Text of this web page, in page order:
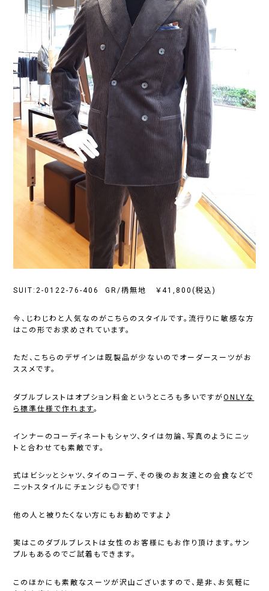
SUIT:2-0122-76-406 GR/柄無地 ￥41,800(税込)
今、じわじわと人気なのがこちらのスタイルです。流行りに敏感な方
はこの形でお求めされています。
ただ、こちらのデザインは既製品が少ないのでオーダースーツがお
ススメです。
ダブルブレストはオプション料金というところも多いですがONLYな
ら標準仕様で作れます。
インナーのコーディネートもシャツ、タイは勿論、写真のようにニッ
トと合わせても素敵です。
式はビシッとシャツ、タイのコーデ、その後のお友達との会食などで
ニットスタイルにチェンジも◎です！
他の人と被りたくない方にもお勧めですよ♪
実はこのダブルブレストは女性のお客様にもお作り頂けます。サン
プルもあるのでご試着もできます。
このほかにも素敵なスーツが沢山ございますので、是非、お気軽に